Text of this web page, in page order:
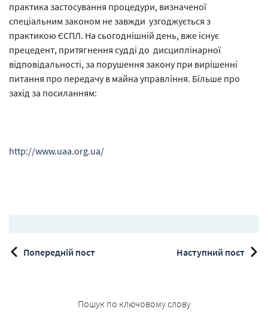
практика застосування процедури, визначеної
спеціальним законом не завжди узгоджується з
практикою ЄСПЛ. На сьогоднішній день, вже існує
прецедент, притягнення судді до дисциплінарної
відповідальності, за порушення закону при вирішенні
питання про передачу в майна управління. Більше про
захід за посиланням:
http://www.uaa.org.ua/
Попередній пост Наступний пост
Пошук по ключовому слову